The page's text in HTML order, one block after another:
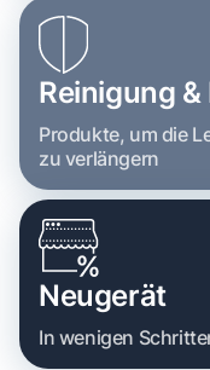
Reinigung &
Produkte, um die
zu verlängern
Neugerät
In wenigen